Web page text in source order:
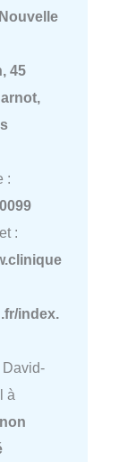
Nouvelle
45
:
:
index.
David-
à
non